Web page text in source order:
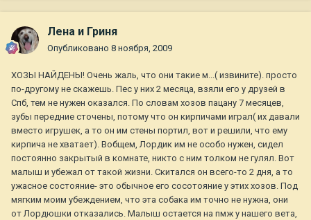
Лена и Гриня
Опубликовано 8 ноября, 2009
ХОЗЫ НАЙДЕНЫ! Очень жаль, что они такие м...( извините). просто
по-другому не скажешь. Пес у них 2 месяца, взяли его у друзей в
Спб, тем не нужен оказался. По словам хозов пацану 7 месяцев,
зубы передние сточены, потому что он кирпичами играл( их давали
вместо игрушек, а то он им стены портил, вот и решили, что ему
кирпича не хватает). Вобщем, Лордик им не особо нужен, сидел
постоянно закрытый в комнате, никто с ним толком не гулял. Вот
малыш и убежал от такой жизни. Скитался он всего-то 2 дня, а то
ужасное состояние- это обычное его сосотояние у этих хозов. Под
мягким моим убеждением, что эта собака им точно не нужна, они
от Лордюшки отказались. Малыш остается на пмж у нашего вета,